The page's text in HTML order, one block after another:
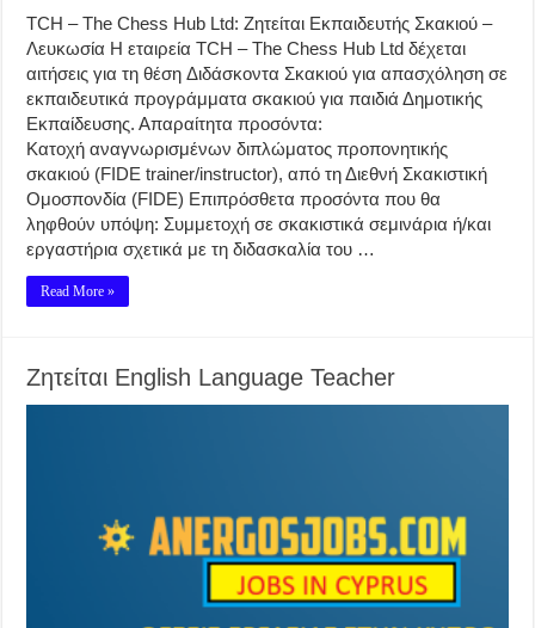
TCH – The Chess Hub Ltd: Ζητείται Εκπαιδευτής Σκακιού –
Λευκωσία Η εταιρεία TCH – The Chess Hub Ltd δέχεται
αιτήσεις για τη θέση Διδάσκοντα Σκακιού για απασχόληση σε
εκπαιδευτικά προγράμματα σκακιού για παιδιά Δημοτικής
Εκπαίδευσης. Απαραίτητα προσόντα:
Κατοχή αναγνωρισμένων διπλώματος προπονητικής
σκακιού (FIDE trainer/instructor), από τη Διεθνή Σκακιστική
Ομοσπονδία (FIDE) Επιπρόσθετα προσόντα που θα
ληφθούν υπόψη: Συμμετοχή σε σκακιστικά σεμινάρια ή/και
εργαστήρια σχετικά με τη διδασκαλία του …
Read More »
Ζητείται English Language Teacher